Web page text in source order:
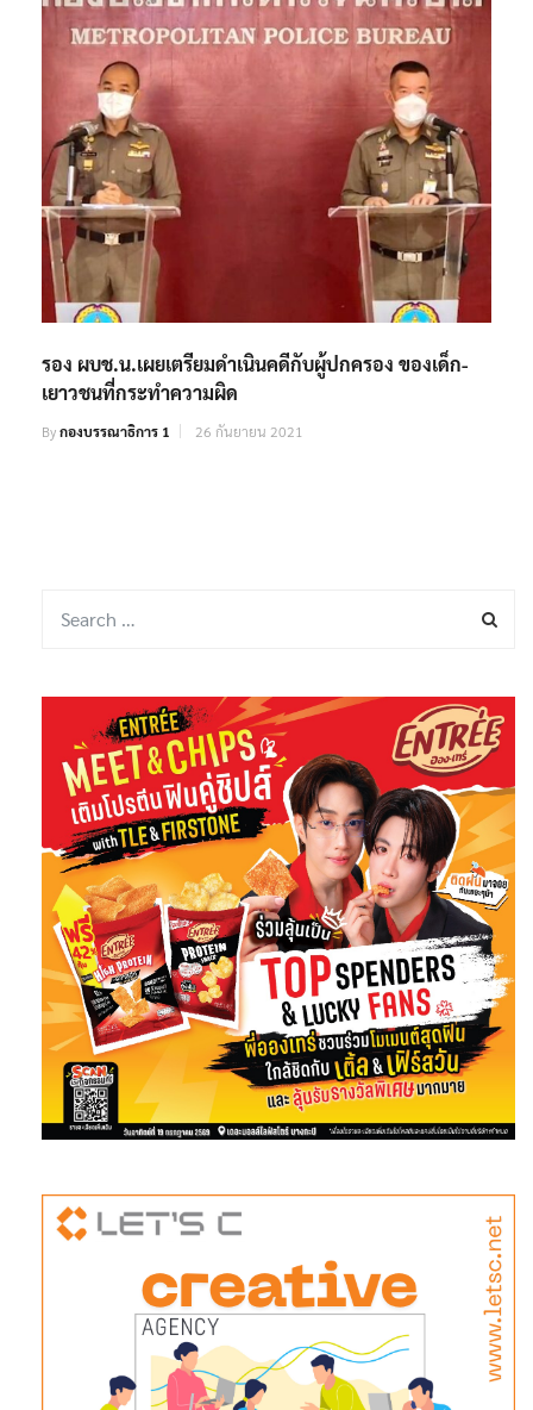
รอง ผบช.น.เผยเตรียมดำเนินคดีกับผู้ปกครอง ของเด็ก-
เยาวชนที่กระทำความผิด
Byกองบรรณาธิการ 1 26 กันยายน 2021